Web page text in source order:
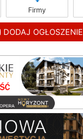
Firmy
DODAJ OGŁOSZENIE